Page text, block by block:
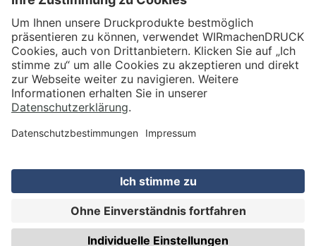
VERSAND
WIRmachenDRUCK GmbH